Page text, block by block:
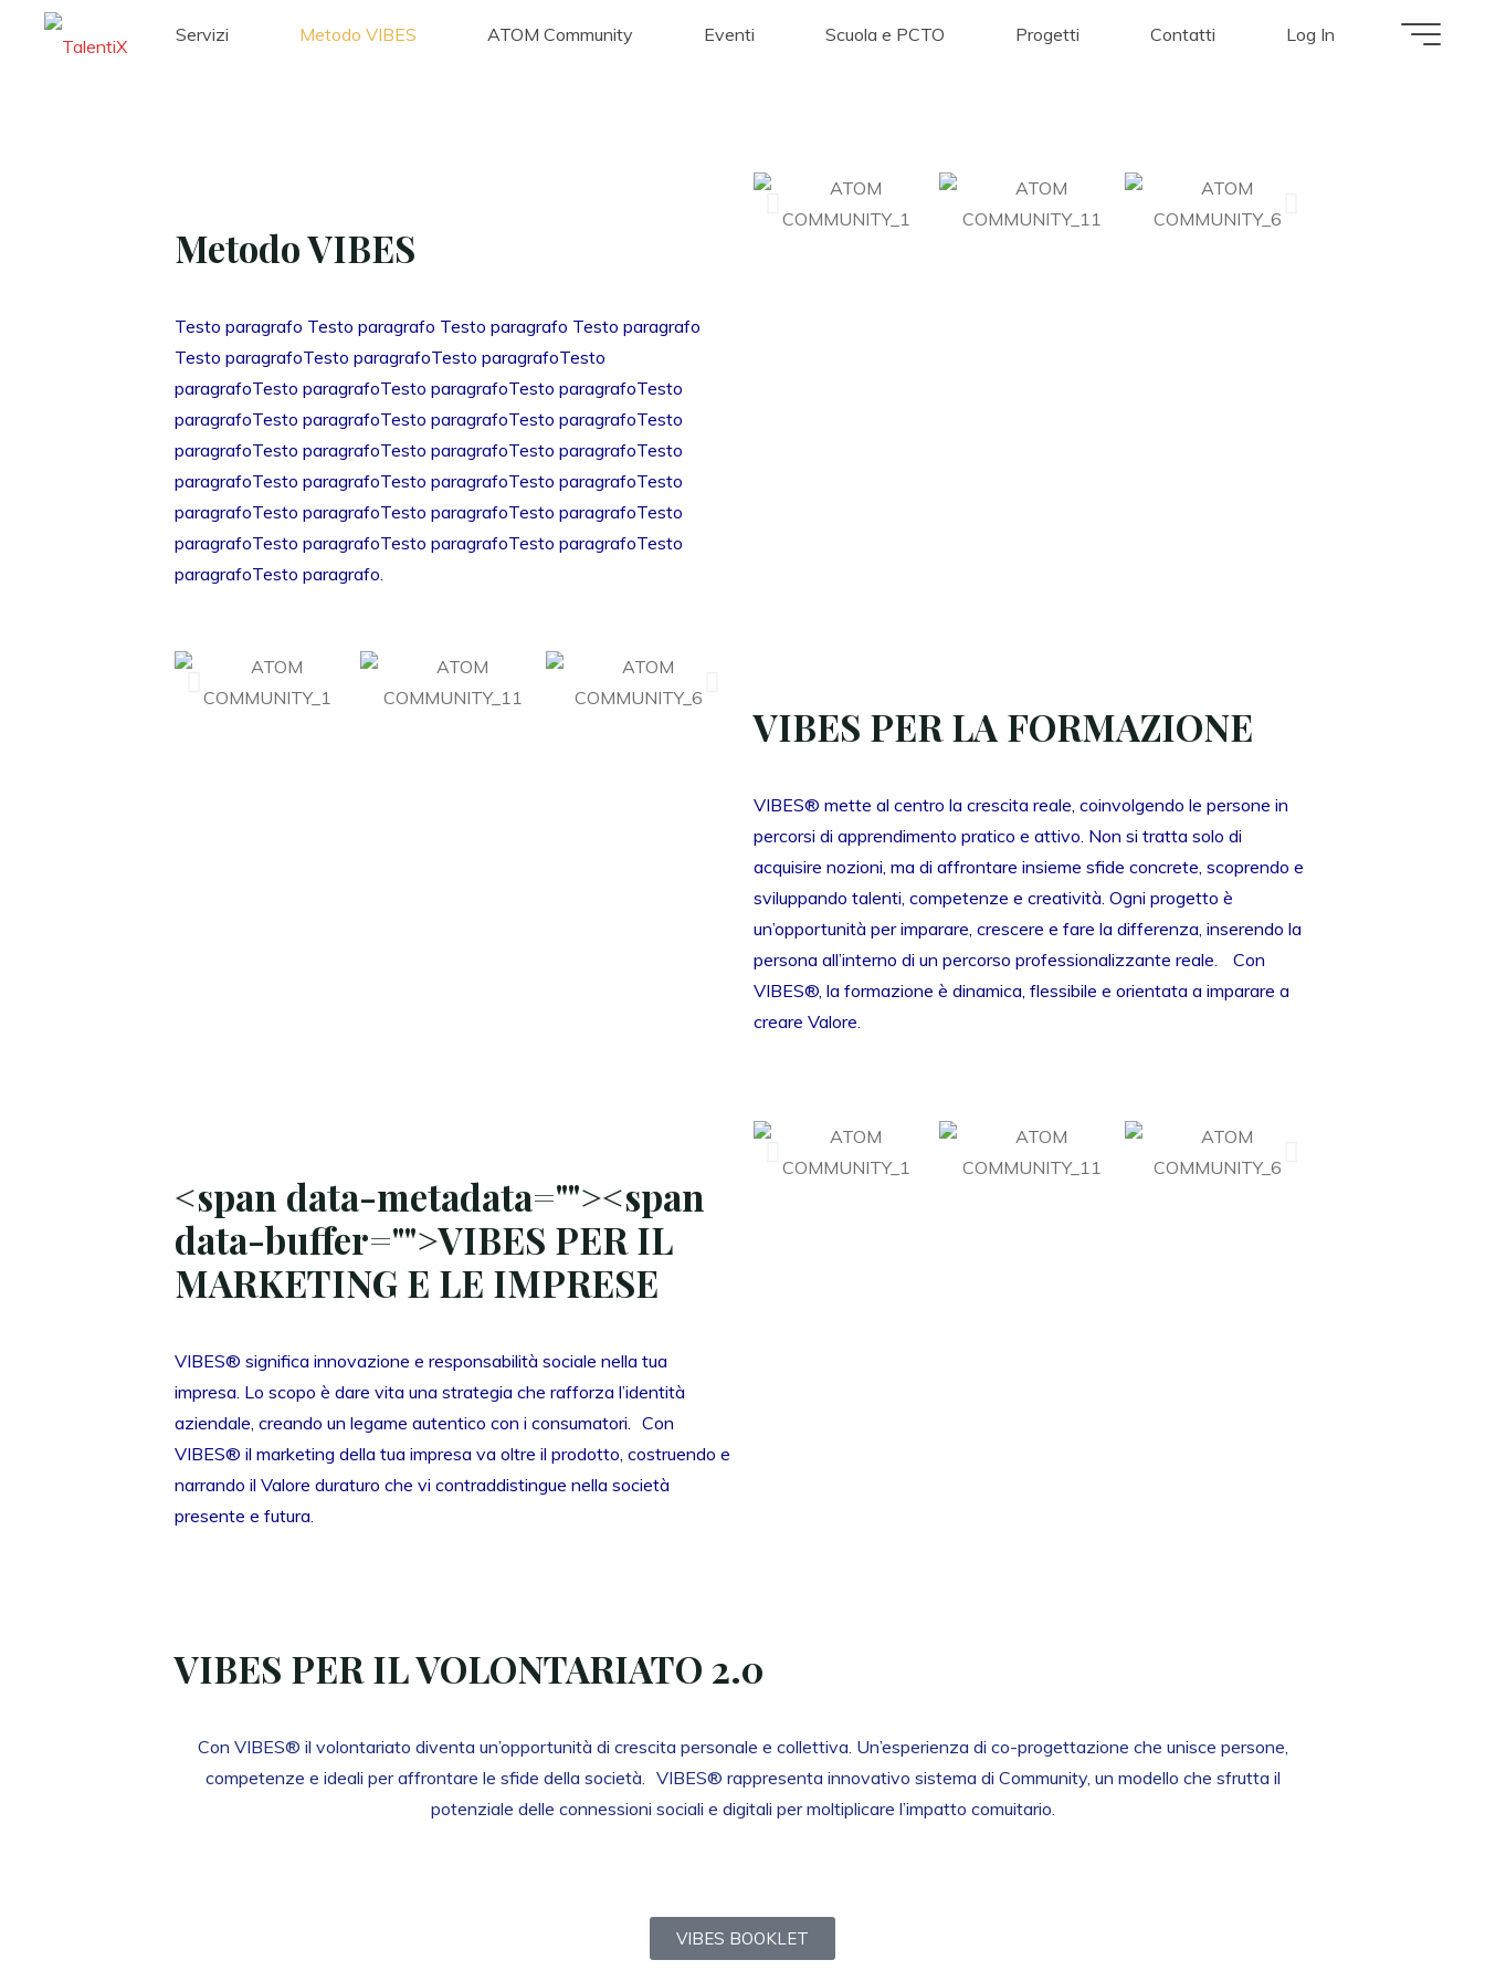
Servizi Metodo VIBES ATOM Community Eventi Scuola e PCTO Progetti Contatti Log In
Metodo VIBES
Testo paragrafo Testo paragrafo Testo paragrafo Testo paragrafo
Testo paragrafoTesto paragrafoTesto paragrafoTesto
paragrafoTesto paragrafoTesto paragrafoTesto paragrafoTesto
paragrafoTesto paragrafoTesto paragrafoTesto paragrafoTesto
paragrafoTesto paragrafoTesto paragrafoTesto paragrafoTesto
paragrafoTesto paragrafoTesto paragrafoTesto paragrafoTesto
paragrafoTesto paragrafoTesto paragrafoTesto paragrafoTesto
paragrafoTesto paragrafoTesto paragrafoTesto paragrafoTesto
paragrafoTesto paragrafo.
VIBES PER LA FORMAZIONE
VIBES® mette al centro la crescita reale, coinvolgendo le persone in
percorsi di apprendimento pratico e attivo. Non si tratta solo di
acquisire nozioni, ma di affrontare insieme sfide concrete, scoprendo e
sviluppando talenti, competenze e creatività. Ogni progetto è
un’opportunità per imparare, crescere e fare la differenza, inserendo la
persona all’interno di un percorso professionalizzante reale. Con
VIBES®, la formazione è dinamica, flessibile e orientata a imparare a
creare Valore.
<span data-metadata=""><span
data-buffer="">VIBES PER IL
MARKETING E LE IMPRESE
VIBES® significa innovazione e responsabilità sociale nella tua
impresa. Lo scopo è dare vita una strategia che rafforza l’identità
aziendale, creando un legame autentico con i consumatori. Con
VIBES® il marketing della tua impresa va oltre il prodotto, costruendo e
narrando il Valore duraturo che vi contraddistingue nella società
presente e futura.
VIBES PER IL VOLONTARIATO 2.0
Con VIBES® il volontariato diventa un’opportunità di crescita personale e collettiva. Un’esperienza di co-progettazione che unisce persone,
competenze e ideali per affrontare le sfide della società. VIBES® rappresenta innovativo sistema di Community, un modello che sfrutta il
potenziale delle connessioni sociali e digitali per moltiplicare l’impatto comuitario.
VIBES BOOKLET